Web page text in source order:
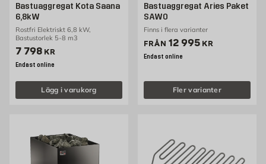
Bastuaggregat Kota Saana
6,8kW
Rostfri Elektriskt 6,8 kW,
Bastustorlek 5-8 m3
Pris 7798 kr
7 798 KR
Endast online
Lägg i varukorg
Bastuaggregat Aries Paket
SAWO
Finns i flera varianter
FRÅN Pris 12995 kr
12 995 KR
Endast online
Fler varianter